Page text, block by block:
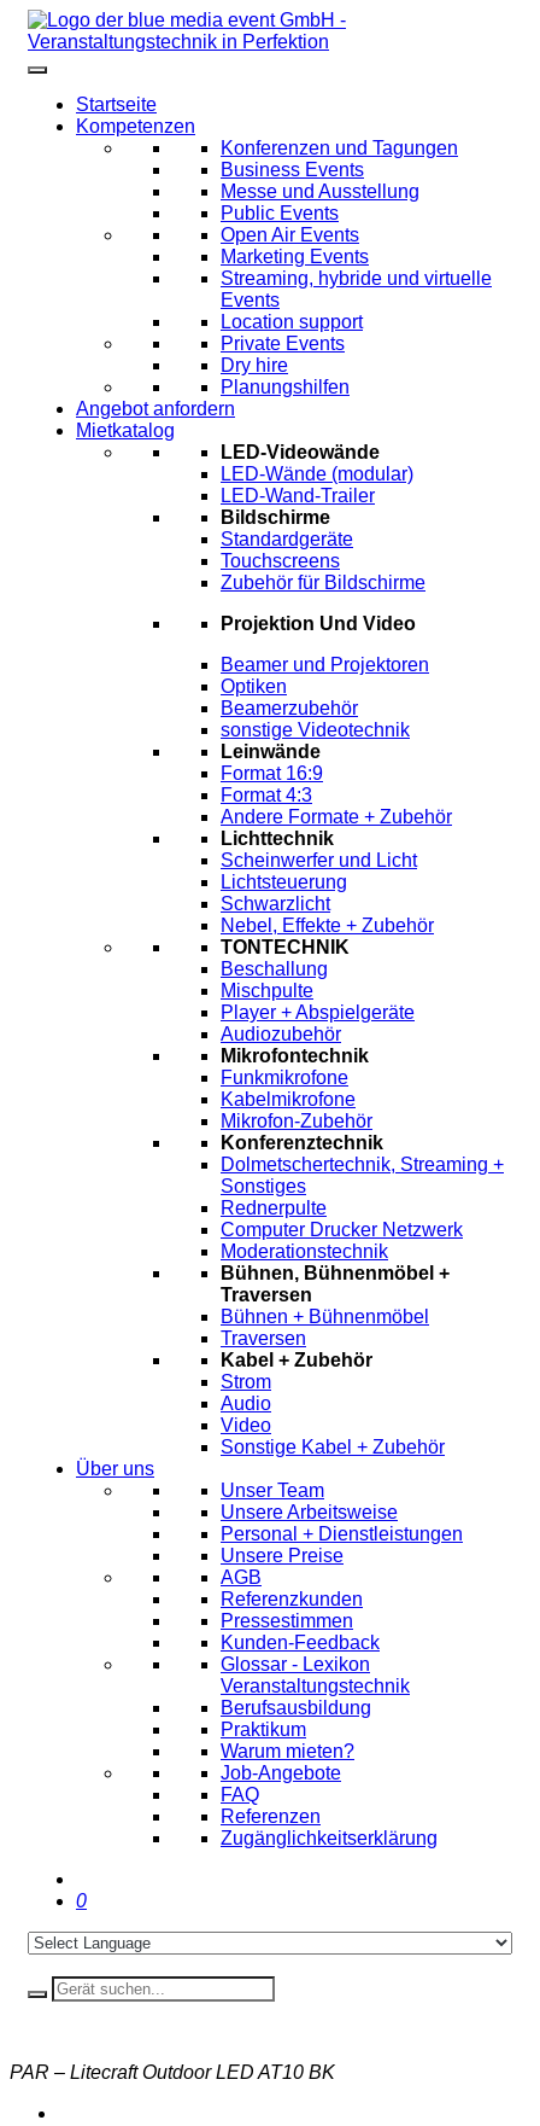
Startseite
Kompetenzen
Konferenzen und Tagungen
Business Events
Messe und Ausstellung
Public Events
Open Air Events
Marketing Events
Streaming, hybride und virtuelle
Events
Location support
Private Events
Dry hire
Planungshilfen
Angebot anfordern
Mietkatalog
LED-Videowände
LED-Wände (modular)
LED-Wand-Trailer
Bildschirme
Standardgeräte
Touchscreens
Zubehör für Bildschirme
Projektion Und Video
Beamer und Projektoren
Optiken
Beamerzubehör
sonstige Videotechnik
Leinwände
Format 16:9
Format 4:3
Andere Formate + Zubehör
Lichttechnik
Scheinwerfer und Licht
Lichtsteuerung
Schwarzlicht
Nebel, Effekte + Zubehör
TONTECHNIK
Beschallung
Mischpulte
Player + Abspielgeräte
Audiozubehör
Mikrofontechnik
Funkmikrofone
Kabelmikrofone
Mikrofon-Zubehör
Konferenztechnik
Dolmetschertechnik, Streaming +
Sonstiges
Rednerpulte
Computer Drucker Netzwerk
Moderationstechnik
Bühnen, Bühnenmöbel +
Traversen
Bühnen + Bühnenmöbel
Traversen
Kabel + Zubehör
Strom
Audio
Video
Sonstige Kabel + Zubehör
Über uns
Unser Team
Unsere Arbeitsweise
Personal + Dienstleistungen
Unsere Preise
AGB
Referenzkunden
Pressestimmen
Kunden-Feedback
Glossar - Lexikon
Veranstaltungstechnik
Berufsausbildung
Praktikum
Warum mieten?
Job-Angebote
FAQ
Referenzen
Zugänglichkeitserklärung
0
PAR – Litecraft Outdoor LED AT10 BK